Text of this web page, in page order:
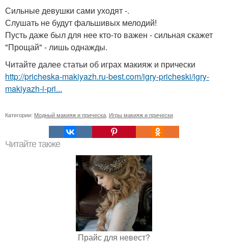
Сильные девушки сами уходят -.
Слушать не будут фальшивых мелодий!
Пусть даже был для нее кто-то важен - сильная скажет
"Прощай" - лишь однажды.
Читайте далее статьи об играх макияж и прически
http://pricheska-makiyazh.ru-best.com/igry-pricheski/igry-
makiyazh-i-pri...
Категории: Модный макияж и прическа, Игры макияж и прически
Читайте также
Прайс для невест?